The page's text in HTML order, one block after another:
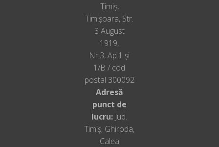
Timiș,
Timișoara, Str.
3 August
1919,
Nr.3, Ap.1 și
1/B / cod
postal 300092
Adresă
punct de
lucru: Jud.
Timiș, Ghiroda,
Calea